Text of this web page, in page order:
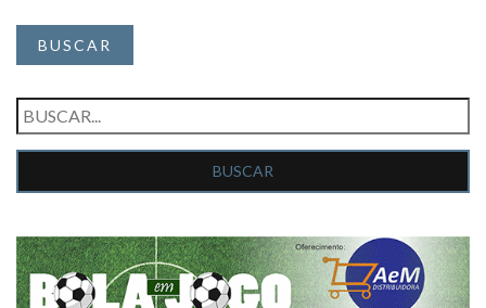
BUSCAR